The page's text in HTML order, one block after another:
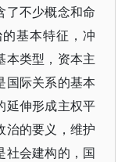
了不少概念和命
基本特征，冲
本类型，资本主
国际关系的基本
延伸形成主权平
治的要义，维护
社会建构的，国